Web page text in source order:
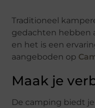
Traditioneel
gedachten hebben
en het is een
aangeboden op
Maak je
De camping biedt